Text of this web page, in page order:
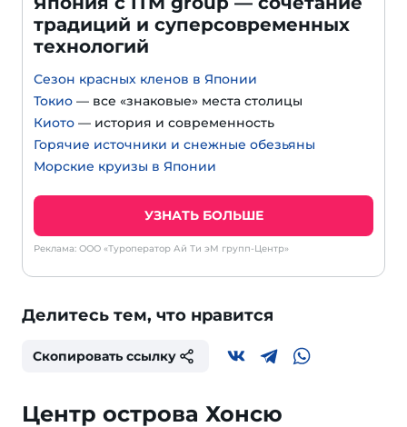
традиций и суперсовременных
технологий
Сезон красных кленов в Японии
Токио — все «знаковые» места столицы
Киото — история и современность
Горячие источники и снежные обезьяны
Морские круизы в Японии
УЗНАТЬ БОЛЬШЕ
Реклама: ООО «Туроператор Ай Ти эМ групп-Центр»
Делитесь тем, что нравится
Скопировать ссылку
Центр острова Хонсю